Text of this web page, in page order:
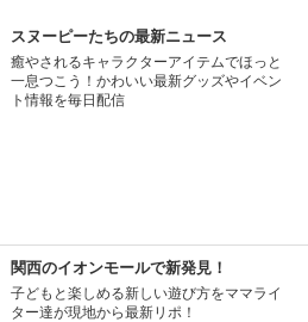
スヌーピーたちの最新ニュース
癒やされるキャラクターアイテムでほっと
一息つこう！かわいい最新グッズやイベン
ト情報を毎日配信
関西のイオンモールで新発見！
子どもと楽しめる新しい遊び方をママライ
ター達が現地から最新リポ！